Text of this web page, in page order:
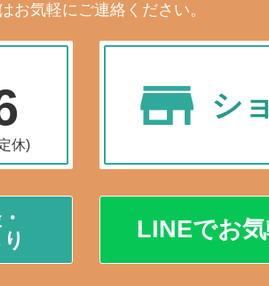
お気軽にご連絡ください。
休)
シ
LINEでお